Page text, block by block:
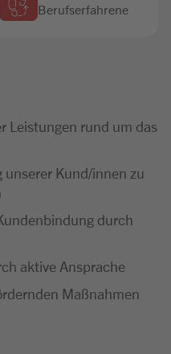
Berufserfahrene
Leistungen rund um das
Kund/innen zu
durch
aktive Ansprache
Maßnahmen